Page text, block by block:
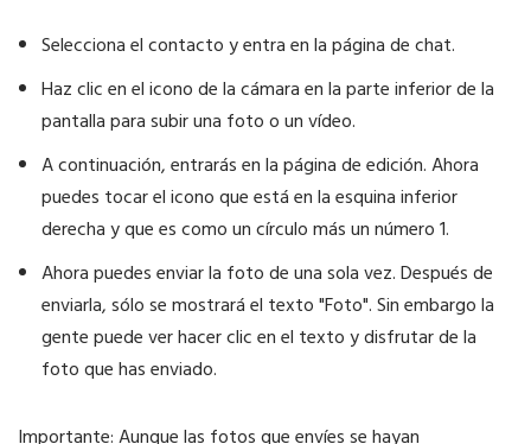
Selecciona el contacto y entra en la página de chat.
Haz clic en el icono de la cámara en la parte inferior de la
pantalla para subir una foto o un vídeo.
A continuación, entrarás en la página de edición. Ahora
puedes tocar el icono que está en la esquina inferior
derecha y que es como un círculo más un número 1.
Ahora puedes enviar la foto de una sola vez. Después de
enviarla, sólo se mostrará el texto "Foto". Sin embargo la
gente puede ver hacer clic en el texto y disfrutar de la
foto que has enviado.